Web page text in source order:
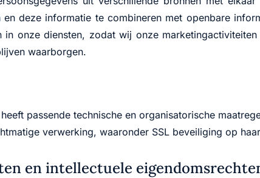
en deze informatie te combineren met openbare
in onze diensten, zodat wij onze
waarborgen.
passende technische en organisatorische
verwerking, waaronder SSL beveiliging op
en intellectuele